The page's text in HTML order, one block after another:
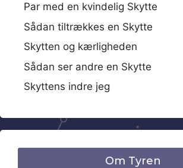
Par med en kvindelig Skytte
Sådan tiltrækkes en Skytte
Skytten og kærligheden
Sådan ser andre en Skytte
Skyttens indre jeg
Om Tyren